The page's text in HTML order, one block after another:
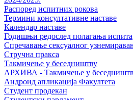
Распоред испитних рокова
Термини консултативне наставе
Календар наставе
Годишњи редослед полагања испита
Спречавање сексуалног
Стручна пракса
Такмичење у беседништву
АРХИВА - Такмичење у
Андроид апликација Факултета
Студент продекан